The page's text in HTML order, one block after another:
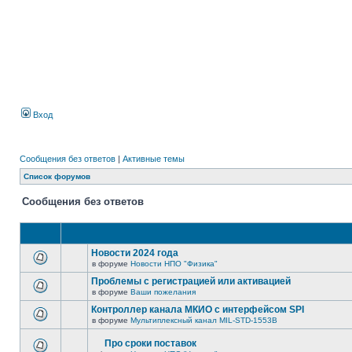
Вход
Сообщения без ответов | Активные темы
Список форумов
Сообщения без ответов
Новости 2024 года
в форуме Новости НПО "Физика"
Проблемы с регистрацией или активацией
в форуме Ваши пожелания
Контроллер канала МКИО с интерфейсом SPI
в форуме Мультиплексный канал MIL-STD-1553B
Про сроки поставок